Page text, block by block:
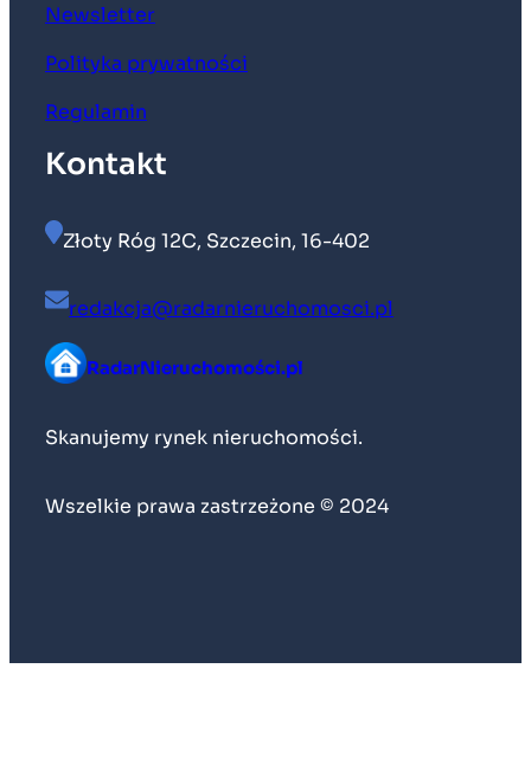
Newsletter
Polityka prywatności
Regulamin
Kontakt
Złoty Róg 12C, Szczecin, 16-402
redakcja@radarnieruchomosci.pl
RadarNieruchomości.pl
Skanujemy rynek nieruchomości.
Wszelkie prawa zastrzeżone © 2024